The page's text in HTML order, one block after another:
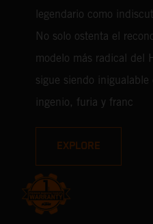
legendario como
No solo ostenta el
modelo más radical del
sigue siendo
ingenio, furia y franc
EXPLORE